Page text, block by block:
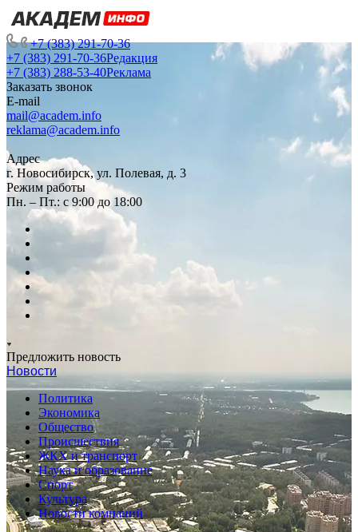
+7 (383) 291-70-36
+7 (383) 291-70-36Редакция
+7 (383) 288-53-40Реклама
Заказать звонок
E-mail
mail@academ.info
reklama@academ.info
Адрес
г. Новосибирск, ул. Полевая, д. 3
Режим работы
Пн. – Пт.: с 9:00 до 18:00
Предложить новость
Новости
Политика
Экономика
Общество
Происшествия
ЖКХ и транспорт
Наука и образование
Спорт
Культура
Новости компаний